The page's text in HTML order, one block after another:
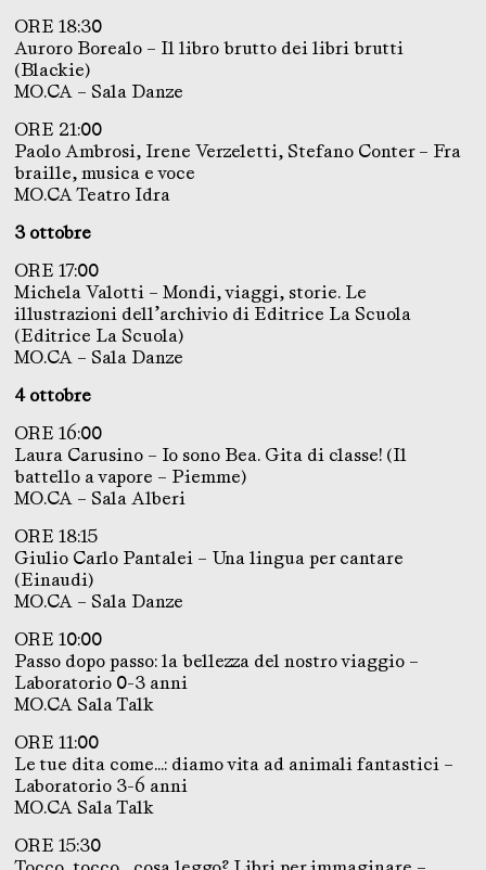
ORE 18:30
Auroro Borealo – Il libro brutto dei libri brutti
(Blackie)
MO.CA – Sala Danze
ORE 21:00
Paolo Ambrosi, Irene Verzeletti, Stefano Conter – Fra
braille, musica e voce
MO.CA Teatro Idra
3 ottobre
ORE 17:00
Michela Valotti – Mondi, viaggi, storie. Le
illustrazioni dell’archivio di Editrice La Scuola
(Editrice La Scuola)
MO.CA – Sala Danze
4 ottobre
ORE 16:00
Laura Carusino – Io sono Bea. Gita di classe! (Il
battello a vapore – Piemme)
MO.CA – Sala Alberi
ORE 18:15
Giulio Carlo Pantalei – Una lingua per cantare
(Einaudi)
MO.CA – Sala Danze
ORE 10:00
Passo dopo passo: la bellezza del nostro viaggio –
Laboratorio 0-3 anni
MO.CA Sala Talk
ORE 11:00
Le tue dita come…: diamo vita ad animali fantastici –
Laboratorio 3-6 anni
MO.CA Sala Talk
ORE 15:30